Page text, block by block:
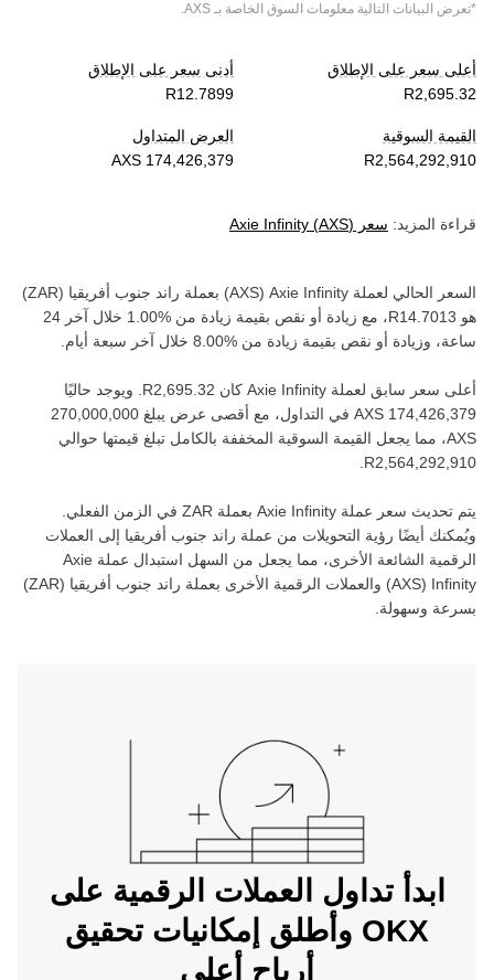
*تعرض البيانات التالية معلومات السوق الخاصة بـ AXS
.
أعلى سعر على الإطلاق
أدنى سعر على الإطلاق
القيمة السوقية
العرض المتداول
قراءة المزيد: سعر Axie Infinity (AXS)
السعر الحالي لعملة ‏ Axie Infinity
(‏
AXS) بعملة ‏ راند جنوب أفريقيا (‏
ZAR
)
هو ‏
، مع زيادة أو نقص بقيمة ‏ زيادة من ‏
خلال آخر 24
ساعة، وزيادة أو نقص بقيمة ‏ زيادة من ‏ خلال آخر سبعة أيام.
أعلى سعر سابق لعملة ‏ Axie Infinity كان ‏
. ويوجد حاليًا
في التداول، مع أقصى عرض يبلغ ‏
AXS‏، مما يجعل القيمة السوقية المخففة بالكامل تبلغ قيمتها حوالي
يتم تحديث سعر عملة ‏ Axie Infinity بعملة ‏ ZAR في الزمن الفعلي.
ويُمكنك أيضًا رؤية التحويلات من عملة ‏ راند جنوب أفريقيا إلى العملات
الرقمية الشائعة الأخرى، مما يجعل من السهل استبدال عملة ‏ Axie
Infinity
(‏
AXS) والعملات الرقمية الأخرى بعملة ‏ راند جنوب أفريقيا (‏
ZAR
)
بسرعة وسهولة.
ابدأ تداول العملات الرقمية على
OKX وأطلق إمكانيات تحقيق
أرباح أعلى